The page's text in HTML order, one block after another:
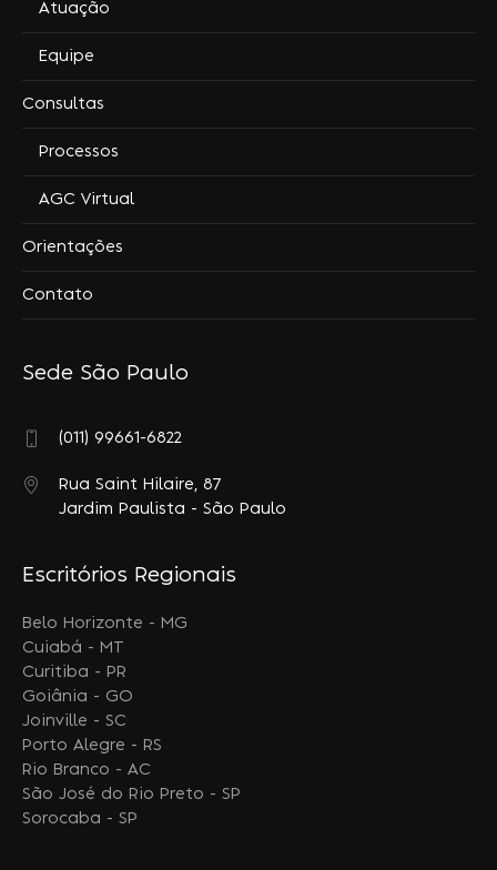
Atuação
Equipe
Consultas
Processos
AGC Virtual
Orientações
Contato
Sede São Paulo
(011) 99661-6822
Rua Saint Hilaire, 87
Jardim Paulista - São Paulo
Escritórios Regionais
Belo Horizonte - MG
Cuiabá - MT
Curitiba - PR
Goiânia - GO
Joinville - SC
Porto Alegre - RS
Rio Branco - AC
São José do Rio Preto - SP
Sorocaba - SP